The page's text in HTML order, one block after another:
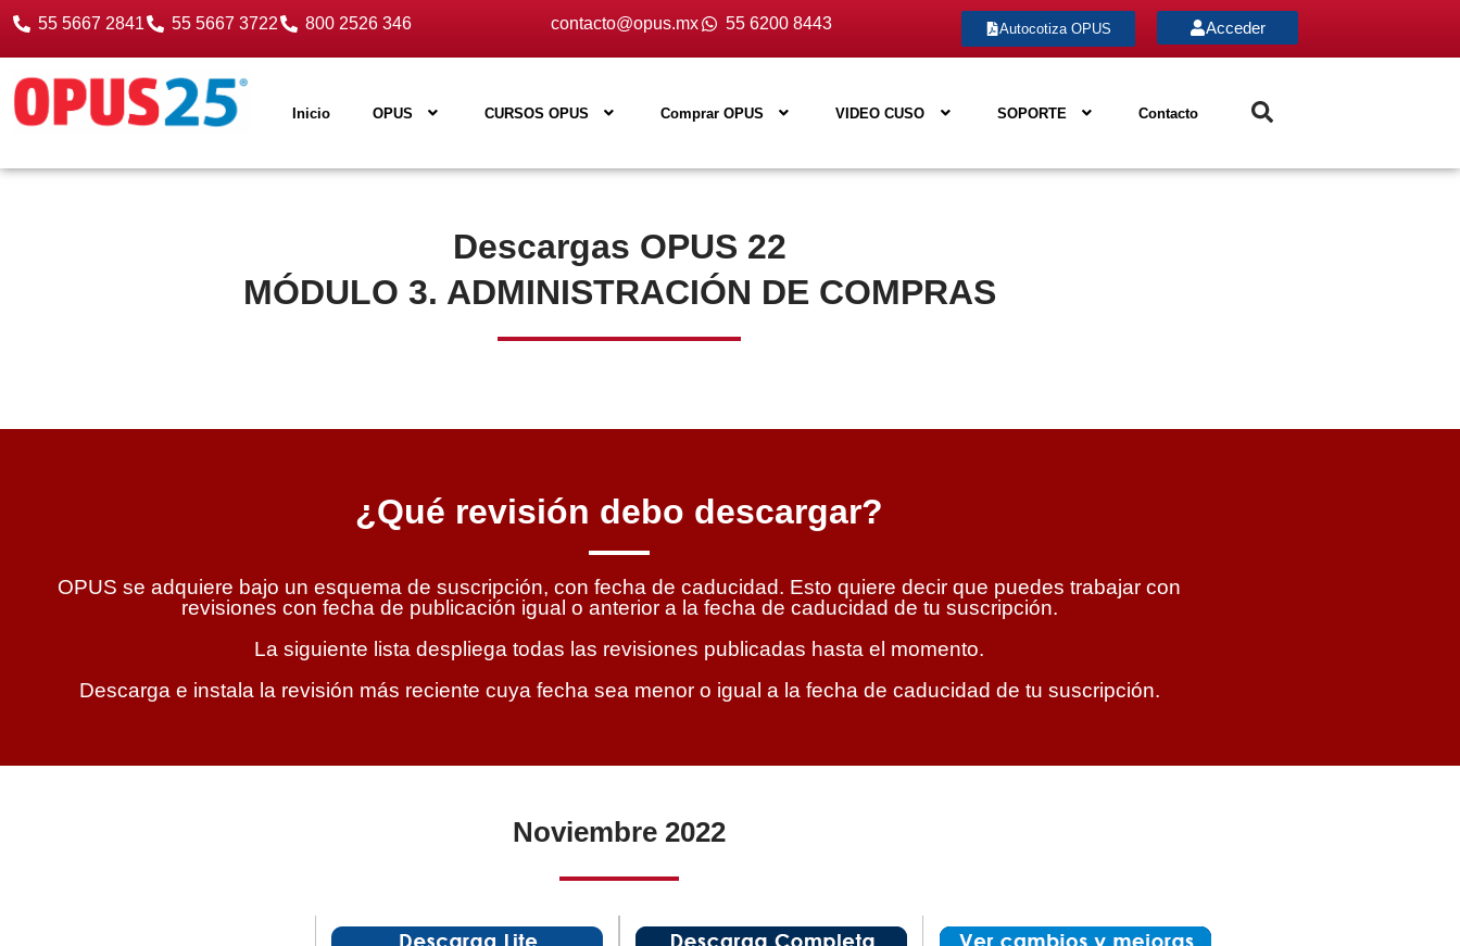
55 5667 2841 55 5667 3722 800 2526 346 contacto@opus.mx 55 6200 8443 Autocotiza OPUS Acceder
Inicio OPUS CURSOS OPUS Comprar OPUS VIDEO CUSO SOPORTE Contacto
Descargas OPUS 22
MÓDULO 3. ADMINISTRACIÓN DE COMPRAS
¿Qué revisión debo descargar?
OPUS se adquiere bajo un esquema de suscripción, con fecha de caducidad. Esto quiere decir que puedes trabajar con
revisiones con fecha de publicación igual o anterior a la fecha de caducidad de tu suscripción.
La siguiente lista despliega todas las revisiones publicadas hasta el momento.
Descarga e instala la revisión más reciente cuya fecha sea menor o igual a la fecha de caducidad de tu suscripción.
Noviembre 2022